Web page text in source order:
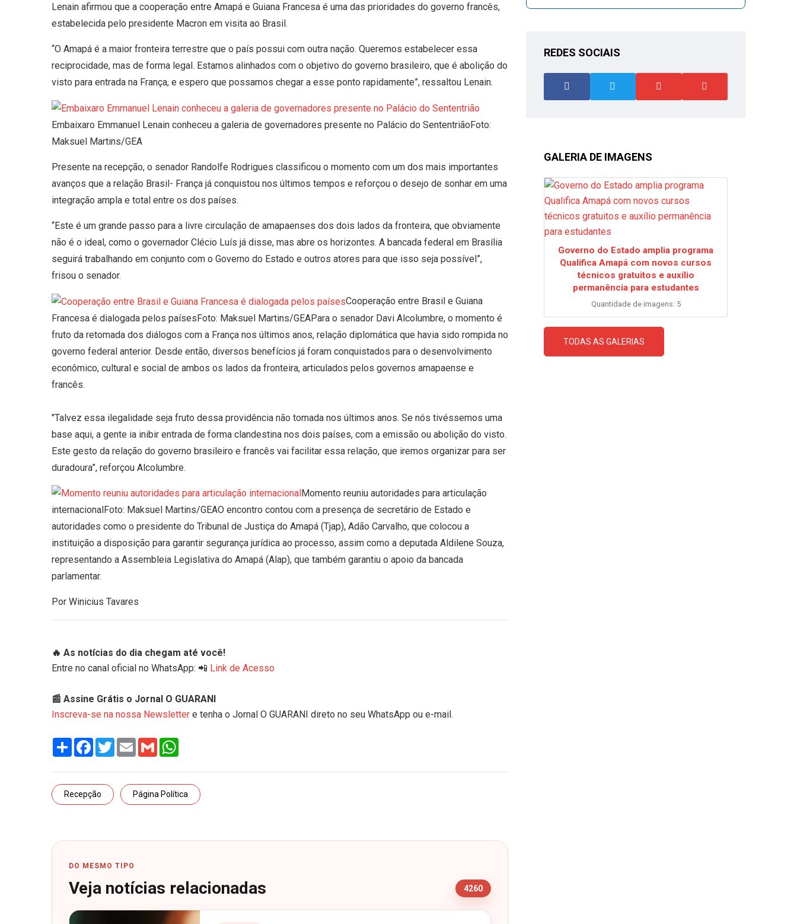
Lenain afirmou que a cooperação entre Amapá e Guiana Francesa é uma das prioridades do governo francês,
estabelecida pelo presidente Macron em visita ao Brasil.
“O Amapá é a maior fronteira terrestre que o país possui com outra nação. Queremos estabelecer essa
reciprocidade, mas de forma legal. Estamos alinhados com o objetivo do governo brasileiro, que é abolição do
visto para entrada na França, e espero que possamos chegar a esse ponto rapidamente”, ressaltou Lenain.
Embaixaro Emmanuel Lenain conheceu a galeria de governadores presente no Palácio do SententriãoFoto:
Maksuel Martins/GEA
Presente na recepção, o senador Randolfe Rodrigues classificou o momento com um dos mais importantes
avanços que a relação Brasil- França já conquistou nos últimos tempos e reforçou o desejo de sonhar em uma
integração ampla e total entre os dos países.
“Este é um grande passo para a livre circulação de amapaenses dos dois lados da fronteira, que obviamente
não é o ideal, como o governador Clécio Luís já disse, mas abre os horizontes. A bancada federal em Brasília
seguirá trabalhando em conjunto com o Governo do Estado e outros atores para que isso seja possível”,
frisou o senador.
Cooperação entre Brasil e Guiana
Francesa é dialogada pelos paísesFoto: Maksuel Martins/GEAPara o senador Davi Alcolumbre, o momento é
fruto da retomada dos diálogos com a França nos últimos anos, relação diplomática que havia sido rompida no
governo federal anterior. Desde então, diversos benefícios já foram conquistados para o desenvolvimento
econômico, cultural e social de ambos os lados da fronteira, articulados pelos governos amapaense e
francês.
"Talvez essa ilegalidade seja fruto dessa providência não tomada nos últimos anos. Se nós tivéssemos uma
base aqui, a gente ia inibir entrada de forma clandestina nos dois países, com a emissão ou abolição do visto.
Este gesto da relação do governo brasileiro e francês vai facilitar essa relação, que iremos organizar para ser
duradoura”, reforçou Alcolumbre.
Momento reuniu autoridades para articulação
internacionalFoto: Maksuel Martins/GEAO encontro contou com a presença de secretário de Estado e
autoridades como o presidente do Tribunal de Justiça do Amapá (Tjap), Adão Carvalho, que colocou a
instituição a disposição para garantir segurança jurídica ao processo, assim como a deputada Aldilene Souza,
representando a Assembleia Legislativa do Amapá (Alap), que também garantiu o apoio da bancada
parlamentar.
Por Winicius Tavares
🔥 As notícias do dia chegam até você!
Entre no canal oficial no WhatsApp: 📲 Link de Acesso
📰 Assine Grátis o Jornal O GUARANI
Inscreva-se na nossa Newsletter e tenha o Jornal O GUARANI direto no seu WhatsApp ou e-mail.
Share Facebook
TwitterEmail Gmail
Recepção Página Política
DO MESMO TIPO
Veja notícias relacionadas 4260
REDES SOCIAIS
GALERIA DE IMAGENS
Governo do Estado amplia programa
Qualifica Amapá com novos cursos
técnicos gratuitos e auxílio
permanência para estudantes
Quantidade de imagens: 5
TODAS AS GALERIAS